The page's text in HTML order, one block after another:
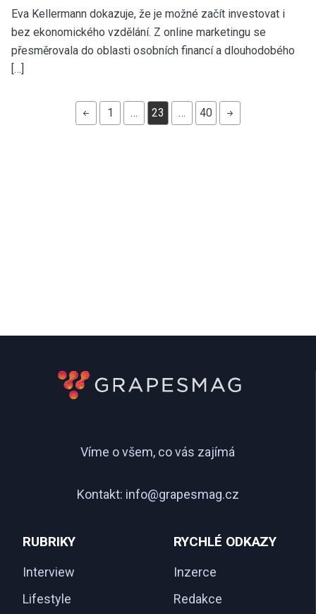
Eva Kellermann dokazuje, že je možné začít investovat i
bez ekonomického vzdělání. Z online marketingu se
přesměrovala do oblasti osobních financí a dlouhodobého
[…]
1 … 23 … 40
Víme o všem, co vás zajímá
Kontakt: info@grapesmag.cz
RUBRIKY
Interview
Lifestyle
RYCHLÉ ODKAZY
Inzerce
Redakce